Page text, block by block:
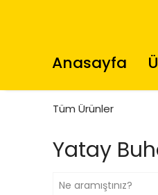
Anasayfa
Tüm Ürünler
Yatay